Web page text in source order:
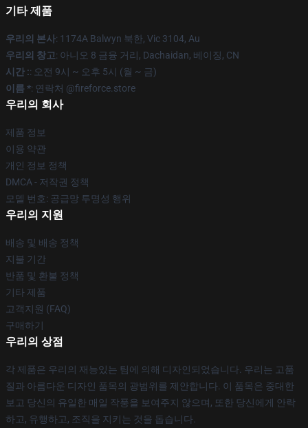
기타 제품
우리의 본사: 1174A Balwyn 북한, Vic 3104, Au
우리의 창고: 아니오 8 금융 거리, Dachaidan, 베이징, CN
시간 :: 오전 9시 ~ 오후 5시 (월 ~ 금)
이름 *: 연락처 @fireforce.store
우리의 회사
제품 정보
이용 약관
개인 정보 정책
DMCA - 저작권 정책
모델 번호: 공급망 투명성 행위
우리의 지원
배송 및 배송 정책
지불 기간
반품 및 환불 정책
기타 제품
고객지원 (FAQ)
구매하기
우리의 상점
각 제품은 우리의 재능있는 팀에 의해 디자인되었습니다. 우리는 고품
질과 아름다운 디자인 품목의 광범위를 제안합니다. 이 품목은 중대한
보고 당신의 유일한 매일 작풍을 보여주지 않으며, 또한 당신에게 안락
하고, 유행하고, 조직을 지키는 것을 돕습니다.